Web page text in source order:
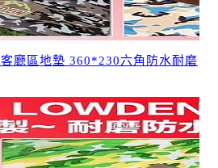
廳區地墊 360*230六角防水耐磨